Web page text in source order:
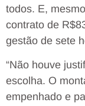
todos. E,
contrato de
gestão de sete
“Não houve
escolha. O
empenhado e